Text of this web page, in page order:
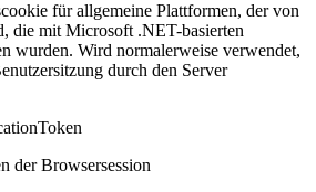
für allgemeine Plattformen, der von
die mit Microsoft .NET-basierten
wurden. Wird normalerweise verwendet,
durch den Server
der Browsersession